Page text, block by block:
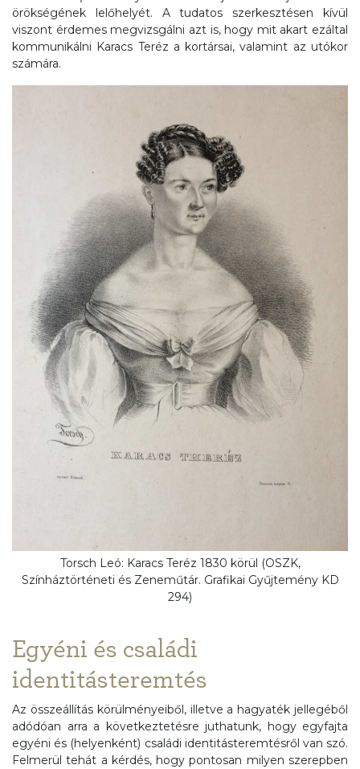
örökségének lelőhelyét. A tudatos szerkesztésen kívül
viszont érdemes megvizsgálni azt is, hogy mit akart ezáltal
kommunikálni Karacs Teréz a kortársai, valamint az utókor
számára.
Torsch Leó: Karacs Teréz 1830 körül (OSZK,
Színháztörténeti és Zeneműtár. Grafikai Gyűjtemény KD
294)
Egyéni és családi
identitásteremtés
Az összeállítás körülményeiből, illetve a hagyaték jellegéből
adódóan arra a következtetésre juthatunk, hogy egyfajta
egyéni és (helyenként) családi identitásteremtésről van szó.
Felmerül tehát a kérdés, hogy pontosan milyen szerepben